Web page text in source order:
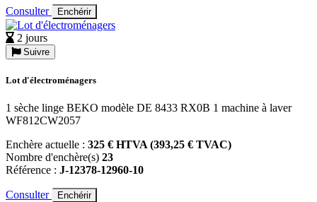
Consulter Enchérir
2 jours
Suivre
Lot d'électroménagers
1 sèche linge BEKO modèle DE 8433 RX0B 1 machine à laver
WF812CW2057
Enchère actuelle : 325 € HTVA (393,25 € TVAC)
Nombre d'enchère(s) 23
Référence : J-12378-12960-10
Consulter Enchérir